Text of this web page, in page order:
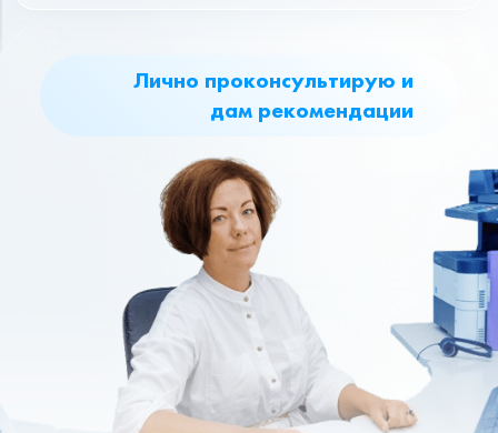
Лично проконсультирую и
дам рекомендации